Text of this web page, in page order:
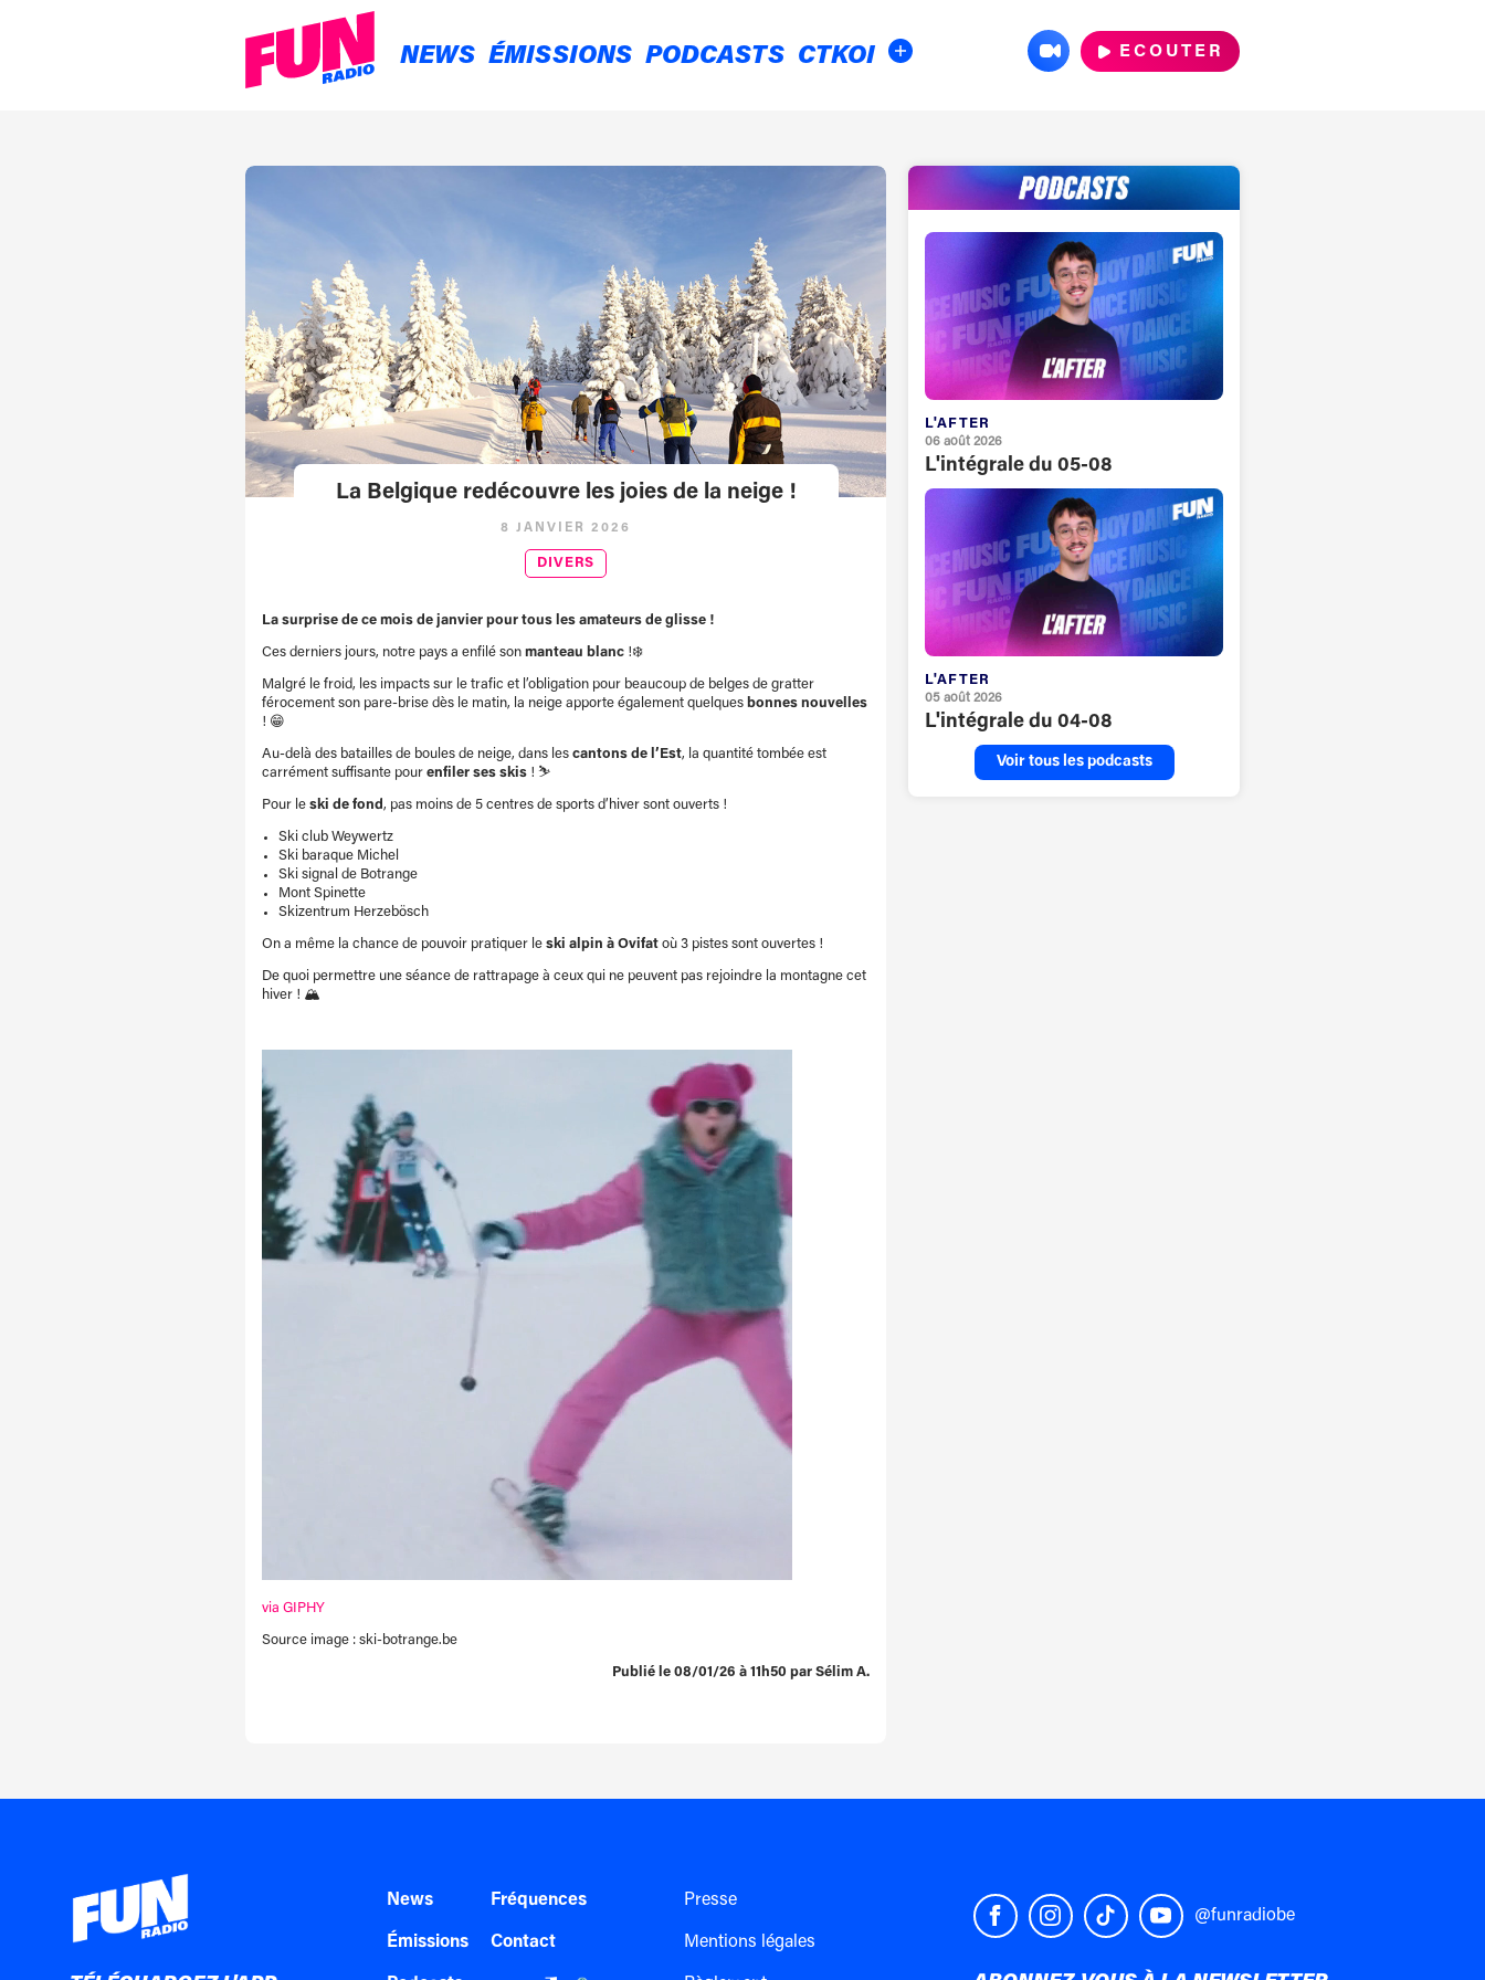
NEWS ÉMISSIONS PODCASTS CTKOI ECOUTER
La Belgique redécouvre les joies de la neige !
8 JANVIER 2026
DIVERS
La surprise de ce mois de janvier pour tous les amateurs de glisse !
Ces derniers jours, notre pays a enfilé son manteau blanc !❄️
Malgré le froid, les impacts sur le trafic et l’obligation pour beaucoup de belges de gratter
férocement son pare-brise dès le matin, la neige apporte également quelques bonnes nouvelles
! 😁
Au-delà des batailles de boules de neige, dans les cantons de l’Est, la quantité tombée est
carrément suffisante pour enfiler ses skis ! ⛷️
Pour le ski de fond, pas moins de 5 centres de sports d’hiver sont ouverts !
Ski club Weywertz
Ski baraque Michel
Ski signal de Botrange
Mont Spinette
Skizentrum Herzebösch
On a même la chance de pouvoir pratiquer le ski alpin à Ovifat où 3 pistes sont ouvertes !
De quoi permettre une séance de rattrapage à ceux qui ne peuvent pas rejoindre la montagne cet
hiver ! 🏔️
via GIPHY
Source image : ski-botrange.be
Publié le 08/01/26 à 11h50 par Sélim A.
L'AFTER
06 août 2026
L'intégrale du 05-08
L'AFTER
05 août 2026
L'intégrale du 04-08
Voir tous les podcasts
News
Émissions
Fréquences
Contact
Presse
Mentions légales
@funradiobe